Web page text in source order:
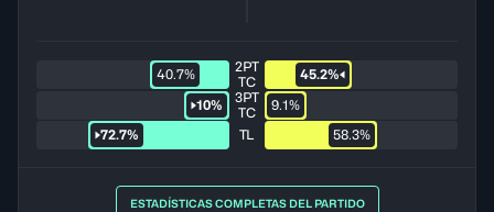
40.7%
2PT
TC
45.2%
10%
3PT
TC
9.1%
72.7%
TL 58.3%
ESTADÍSTICAS COMPLETAS DEL PARTIDO